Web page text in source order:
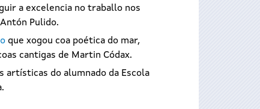
a excelencia no traballo nos
Pulido.
que xogou coa poética do mar,
cantigas de Martin Códax.
artísticas do alumnado da Escola